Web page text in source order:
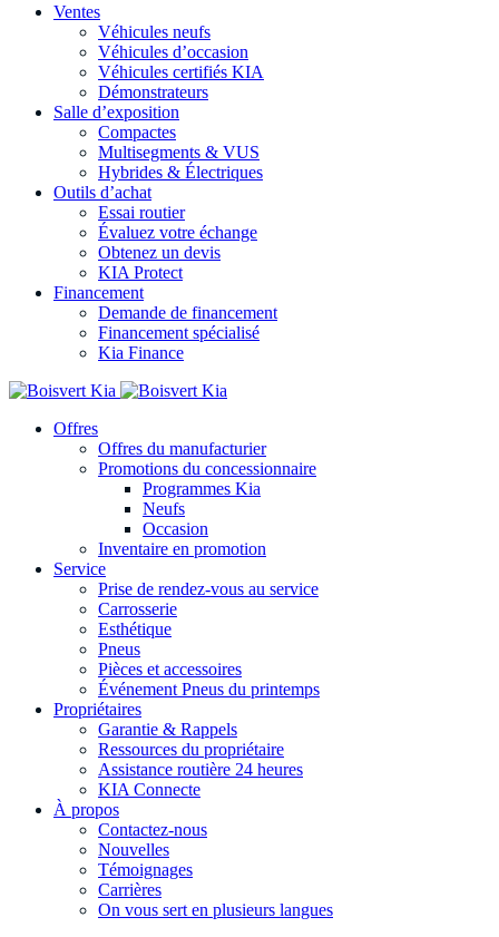
Ventes
Véhicules neufs
Véhicules d’occasion
Véhicules certifiés KIA
Démonstrateurs
Salle d’exposition
Compactes
Multisegments & VUS
Hybrides & Électriques
Outils d’achat
Essai routier
Évaluez votre échange
Obtenez un devis
KIA Protect
Financement
Demande de financement
Financement spécialisé
Kia Finance
Offres
Offres du manufacturier
Promotions du concessionnaire
Programmes Kia
Neufs
Occasion
Inventaire en promotion
Service
Prise de rendez-vous au service
Carrosserie
Esthétique
Pneus
Pièces et accessoires
Événement Pneus du printemps
Propriétaires
Garantie & Rappels
Ressources du propriétaire
Assistance routière 24 heures
KIA Connecte
À propos
Contactez-nous
Nouvelles
Témoignages
Carrières
On vous sert en plusieurs langues